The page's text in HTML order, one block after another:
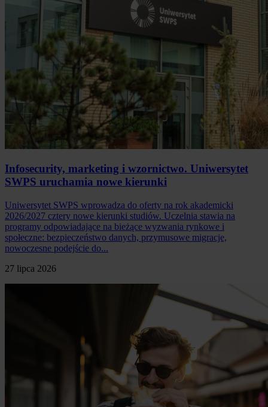
Infosecurity, marketing i wzornictwo. Uniwersytet
SWPS uruchamia nowe kierunki
Uniwersytet SWPS wprowadza do oferty na rok akademicki
2026/2027 cztery nowe kierunki studiów. Uczelnia stawia na
programy odpowiadające na bieżące wyzwania rynkowe i
społeczne: bezpieczeństwo danych, przymusowe migracje,
nowoczesne podejście do...
27 lipca 2026